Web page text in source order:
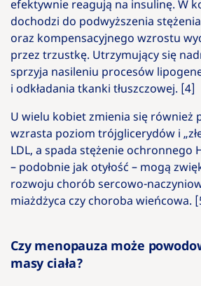
efektywnie reagują na insulinę. W
dochodzi do podwyższenia
oraz kompensacyjnego wzrostu
przez trzustkę. Utrzymujący się
sprzyja nasileniu procesów
i odkładania tkanki tłuszczowej. [4]
U wielu kobiet zmienia się również
wzrasta poziom trójglicerydów i
LDL, a spada stężenie ochronnego
– podobnie jak otyłość – mogą
rozwoju chorób sercowo-
miażdżyca czy choroba wieńcowa.
Czy menopauza może
masy ciała?